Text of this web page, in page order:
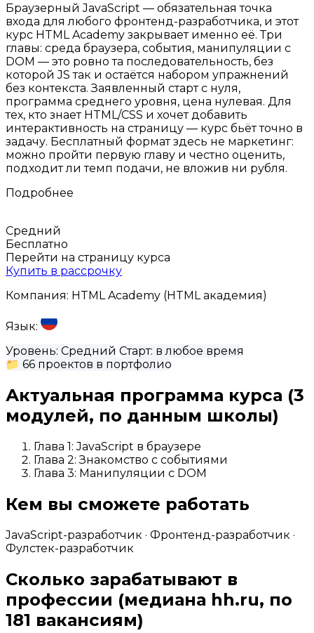
Браузерный JavaScript — обязательная точка
входа для любого фронтенд-разработчика, и этот
курс HTML Academy закрывает именно её. Три
главы: среда браузера, события, манипуляции с
DOM — это ровно та последовательность, без
которой JS так и остаётся набором упражнений
без контекста. Заявленный старт с нуля,
программа среднего уровня, цена нулевая. Для
тех, кто знает HTML/CSS и хочет добавить
интерактивность на страницу — курс бьёт точно в
задачу. Бесплатный формат здесь не маркетинг:
можно пройти первую главу и честно оценить,
подходит ли темп подачи, не вложив ни рубля.
Подробнее
Средний
Бесплатно
Перейти на страницу курса
Купить в рассрочку
Компания: HTML Academy (HTML академия)
Язык:
Уровень: Средний Старт: в любое время
📁 66 проектов в портфолио
Актуальная программа курса (3
модулей, по данным школы)
Глава 1: JavaScript в браузере
Глава 2: Знакомство с событиями
Глава 3: Манипуляции с DOM
Кем вы сможете работать
JavaScript-разработчик · Фронтенд-разработчик ·
Фулстек-разработчик
Сколько зарабатывают в
профессии (медиана hh.ru, по
181 вакансиям)